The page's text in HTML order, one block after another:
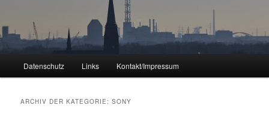
Datenschutz Links Kontakt/Impressum
ARCHIV DER KATEGORIE:SONY